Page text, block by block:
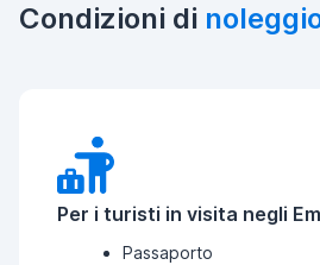
Condizioni di
Per i turisti in visita negli
Passaporto